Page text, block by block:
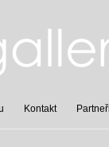
Kontakt